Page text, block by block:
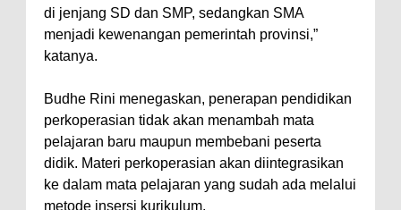
di jenjang SD dan SMP, sedangkan SMA
menjadi kewenangan pemerintah provinsi,”
katanya.
Budhe Rini menegaskan, penerapan pendidikan
perkoperasian tidak akan menambah mata
pelajaran baru maupun membebani peserta
didik. Materi perkoperasian akan diintegrasikan
ke dalam mata pelajaran yang sudah ada melalui
metode insersi kurikulum.